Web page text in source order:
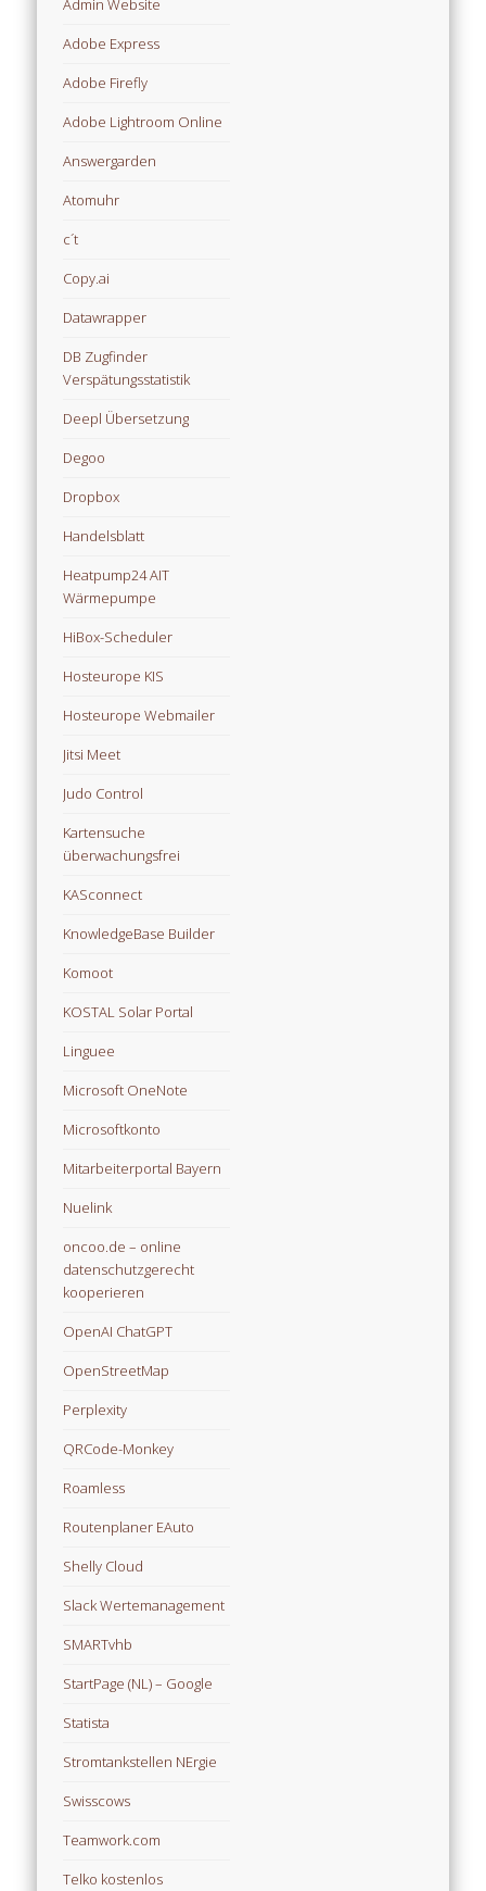
Admin Website
Adobe Express
Adobe Firefly
Adobe Lightroom Online
Answergarden
Atomuhr
c´t
Copy.ai
Datawrapper
DB Zugfinder
Verspätungsstatistik
Deepl Übersetzung
Degoo
Dropbox
Handelsblatt
Heatpump24 AIT
Wärmepumpe
HiBox-Scheduler
Hosteurope KIS
Hosteurope Webmailer
Jitsi Meet
Judo Control
Kartensuche
überwachungsfrei
KASconnect
KnowledgeBase Builder
Komoot
KOSTAL Solar Portal
Linguee
Microsoft OneNote
Microsoftkonto
Mitarbeiterportal Bayern
Nuelink
oncoo.de – online
datenschutzgerecht
kooperieren
OpenAI ChatGPT
OpenStreetMap
Perplexity
QRCode-Monkey
Roamless
Routenplaner EAuto
Shelly Cloud
Slack Wertemanagement
SMARTvhb
StartPage (NL) – Google
Statista
Stromtankstellen NErgie
Swisscows
Teamwork.com
Telko kostenlos